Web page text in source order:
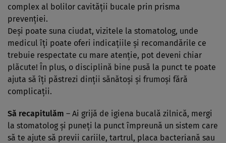
complex al bolilor cavităţii bucale prin prisma
prevenţiei.
Deşi poate suna ciudat, vizitele la stomatolog, unde
medicul îţi poate oferi indicaţiile şi recomandările ce
trebuie respectate cu mare atenţie, pot deveni chiar
plăcute! În plus, o disciplină bine pusă la punct te poate
ajuta să îţi păstrezi dinţii sănătoşi şi frumoşi fără
complicaţii.
Să recapitulăm – Ai grijă de igiena bucală zilnică, mergi
la stomatolog şi puneţi la punct împreună un sistem care
să te ajute să previi cariile, tartrul, placa bacteriană sau